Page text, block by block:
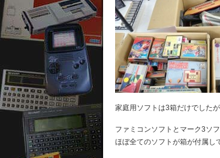
家庭用ソフトは3箱だけでした
ファミコンソフトとマーク3ソ
ほぼ全てのソフトが箱が付属し